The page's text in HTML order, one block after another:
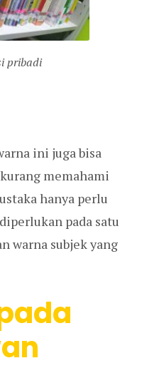
pribadi
ini juga bisa
memahami
hanya perlu
pada satu
warna subjek yang